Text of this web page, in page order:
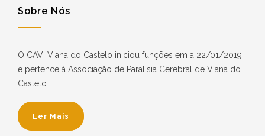
Sobre Nós
O CAVI Viana do Castelo iniciou funções em a 22/01/2019
e pertence à Associação de Paralisia Cerebral de Viana do
Castelo.
Ler Mais